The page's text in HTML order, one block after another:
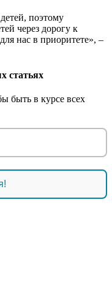
поэтому
через дорогу к
нас в приоритете», –
статьях
быть в курсе всех